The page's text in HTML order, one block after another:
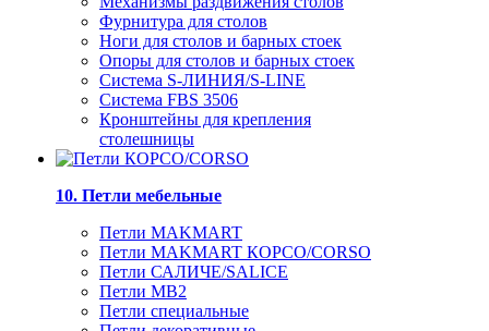
Фурнитура для столов
Ноги для столов и барных стоек
Опоры для столов и барных стоек
Система S-ЛИНИЯ/S-LINE
Система FBS 3506
Кронштейны для крепления
столешницы
10. Петли мебельные
Петли MAKMART
Петли MAKMART КОРСО/CORSO
Петли САЛИЧЕ/SALICE
Петли MB2
Петли специальные